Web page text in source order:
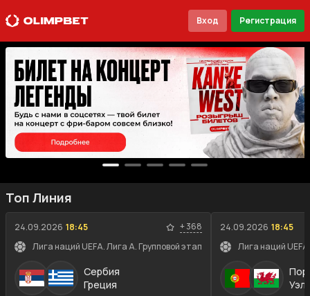
Вход Регистрация
Топ Линия
24.09.2026 18:45 +368
Лига наций UEFA. Лига A. Групповой этап
Сербия
Греция
24.09.2026 18:45
Лига наций